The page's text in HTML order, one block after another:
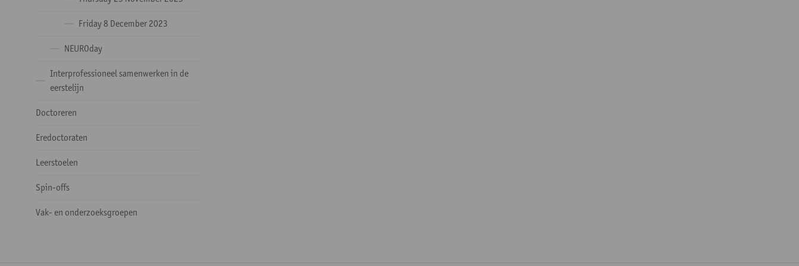
Friday 8 December 2023
NEUROday
Interprofessioneel samenwerken in de
eerstelijn
Doctoreren
Eredoctoraten
Leerstoelen
Spin-offs
Vak- en onderzoeksgroepen